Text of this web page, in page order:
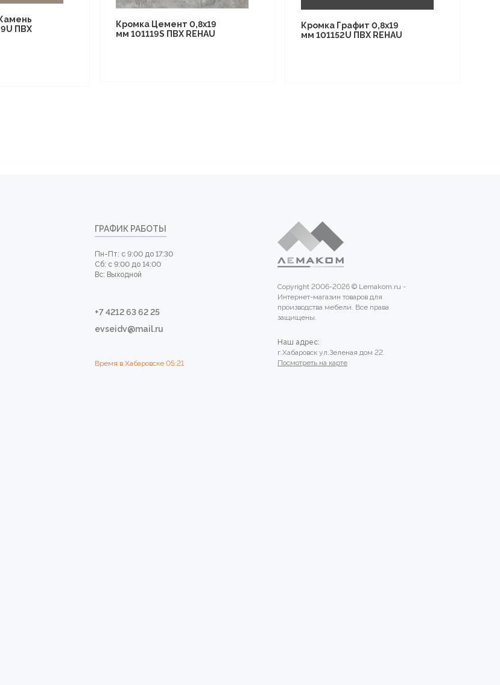
ПВХ
Кромка Цемент 0,8х19
мм 101119S ПВХ REHAU
Кромка Графит 0,8х19
мм 101152U ПВХ REHAU
ГРАФИК РАБОТЫ
Пн-Пт: с 9:00 до 17:30
Сб: с 9:00 до 14:00
Вс: Выходной
+7 4212 63 62 25
evseidv@mail.ru
Время в Хабаровске 05:21
Copyright 2006-2026 © Lemakom.ru -
Интернет-магазин товаров для
производства мебели. Все права
защищены.
Наш адрес:
г.Хабаровск ул.Зеленая дом 22.
Посмотреть на карте